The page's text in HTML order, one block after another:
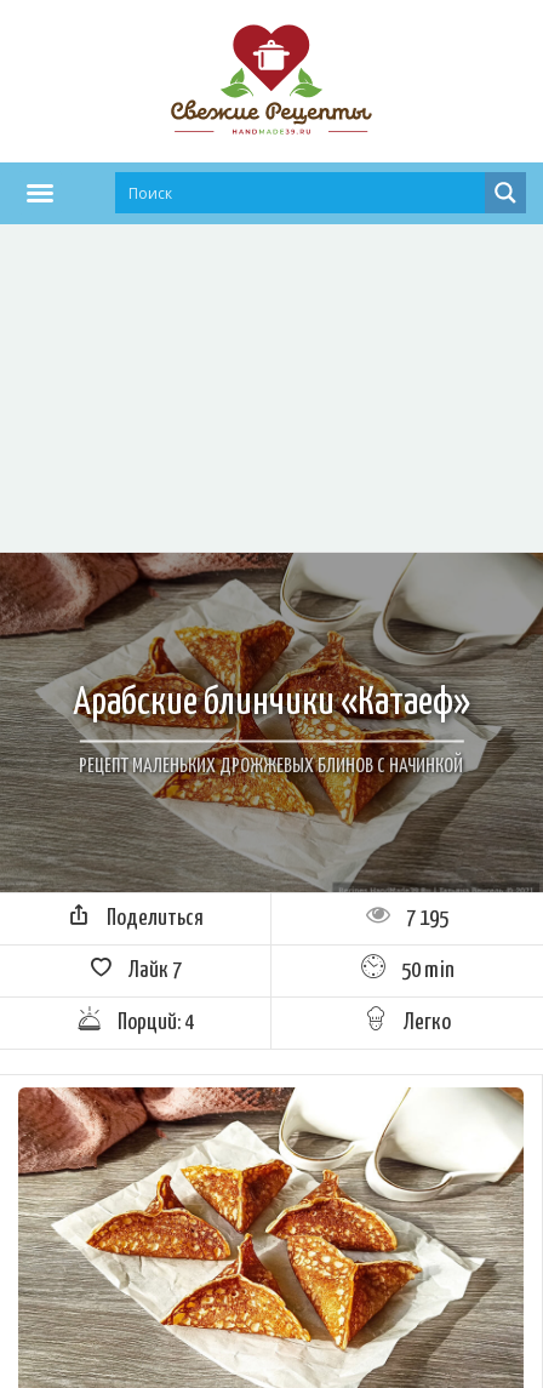
Арабские блинчики «Катаеф»
РЕЦЕПТ МАЛЕНЬКИХ ДРОЖЖЕВЫХ БЛИНОВ С НАЧИНКОЙ
Поделиться 7 195
Лайк 7 50 min
Порций: 4 Легко